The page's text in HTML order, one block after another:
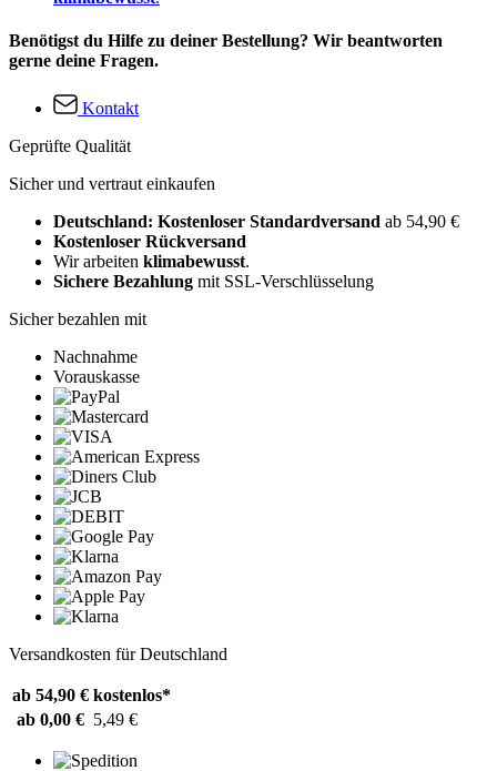
Benötigst du Hilfe zu deiner Bestellung? Wir beantworten
gerne deine Fragen.
Kontakt
Geprüfte Qualität
Sicher und vertraut einkaufen
Deutschland: Kostenloser Standardversand ab 54,90 €
Kostenloser Rückversand
Wir arbeiten klimabewusst.
Sichere Bezahlung mit SSL-Verschlüsselung
Sicher bezahlen mit
Nachnahme
Vorauskasse
Versandkosten für Deutschland
ab 54,90 € kostenlos*
ab 0,00 € 5,49 €